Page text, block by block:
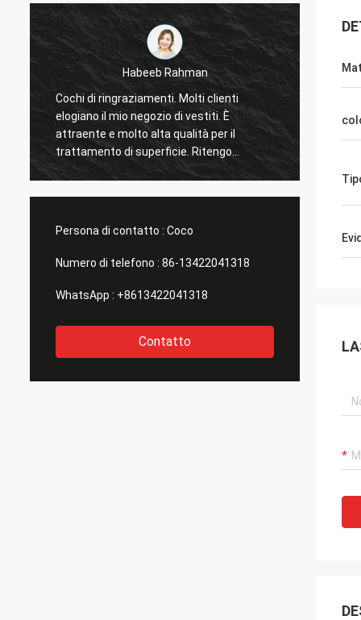
Galletti di Marco
Voi sempre fatto un buon lavoro per me!
Gli espositori della finestra del negozio di
Natale sono arrivato. Dopo l'installazione,
vi invieremo le immagini. Molte grazie.
Persona di contatto : Coco
Numero di telefono : 86-13422041318
WhatsApp : +8613422041318
Contatto